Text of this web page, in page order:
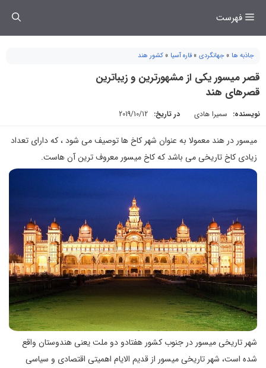
فهرست
جاذبه ها » جهانگردی » قاره آسیا » کشور هند
قصر میسور یکی از مشهورترین و زیباترین
قصرهای هند
نویسنده: سمیرا هادی در تاریخ: 2019/10/12
میسور در هند معمولا به عنوان شهر کاخ ها توصیف می شود ، که دارای تعداد
زیادی کاخ تاریخی می باشد که کاخ میسور معروف ترین آن هاست.
شهر تاریخی میسور در جنوب کشور هفتادو دو ملت یعنی هندوستان واقع
شده است، شهر تاریخی میسور از قدیم الایام اهمیتی اقتصادی و سیاسی